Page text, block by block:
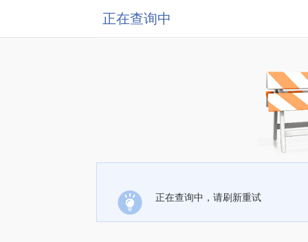
正在查询中
正在查询中，请刷新重试